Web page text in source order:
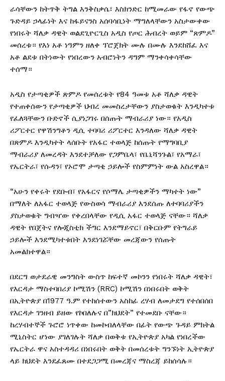
ራሳቸውን ከትጥቅ ትግል እንቅስቃሴ፣ እስክንድር ከሚመራው የፋኖ የውጭ
ጉድዳይ ኃላፊነት እና ከፋይናንስ አሰባሳቢነት ማግለላቸውን አስታውቀው
የነበሩት ሻለቃ ዳዊት ወልደጊዮርጊስ አዲስ የጦር ሕብረት ወይም “ጽምዶ”
መሰረቱ። የእነ አቶ ነዓምን ዘለቀ ፕሮጀክት ሙሉ በሙሉ እንደከሸፈ እና
አቶ ልደቱ በትነውት የነበረውን አብሮነትን ዳግም ማንቀሳቀሳቸው
ተሰማ።
አዲስ የታጣቂዎች ጽምዶ የመሰረቱት የ84 ዓመቱ አቶ ሻለቃ ዳዊት
የተጠቀሰውን የታጣቂዎች ህብረ መመስረታቸውን ያስታወቁት እንዲካተቱ
የፈለጓቸውን ቡድኖች ሲያነጋገሩ በሰጡት ማብራሪያ ነው። የአዲስ
ሪፖርተር የዋሽንግቶን ዲሲ ተባባሪ ሪፖርተር እንዳለው ሻለቃ ዳዊት
በጽምዶ እንዲካተት ላሰቡት የአፋር ተወላጅ ከሰጡት የማግባቢያ
ማብራሪያ ለመረዳት እንደተቻለው የጋምቤላ፣ የቤኒሻንጉል፣ የአማራ፣
የኤርትራ፣ የሱዳን፣ የኦሮሞ ታጣቂ ኃይሎች የስምምነት ውል አስረዋል።
“አሁን የቀሩት የደቡብ፣ የአፋርና የሶማሌ ታጣቂዎችን ማካተት ነው”
በማለት ለአፋር ተወላጅ የውስወሳ ማብራሪያ እንደሰጡ ለተባባሪያችን
ያስታወቁት ግብዣው የቀረበላቸው የዲሲ አፋር ተወላጅ ናቸው። ሻለቃ
ዳዊት የበጀትና የሎጂስቲክ ችግር እንደማይኖር፣ በቅርቡም የትግራይ
ኃይሎች እንደሚካተቱበት እንደነገሯቸው መረጃውን የሰጡት
አመልክተዋል።
በደርግ ወታደራዊ መንግስት ውስጥ ከፍተኛ መኮንን የነበሩት ሻለቃ ዳዊት፣
የእርዳታ ማስተባበሪያ ኮሚሽን (RRC) ኮሚሽን በነበሩበት ወቅት
በኢትዮጵያ በ1977 ዓ.ም የተከሰተውን አስከፊ ረሃብ ለመታደግ የተሰበሰበ
የእርዳታ ገንዘብ ይዘው የኮበለሉና በ”ክህደት” የተመደቡ ናቸው።
ከረሃብተኞች ጉሮሮ ነጥቀው ከመኮብለላቸው በፊት የውጭ ጉዳይ ምክትል
ሚኒስትር ሆነው ያገለገሉት ሻለቃ በወቅቱ የኢትዮጵያ አካል የነበረችው
የኤርትራ ዋና አስተዳዳሪ በነበሩበት ወቅት በመሰረቱት ግንኙነት ኢትዮጵያ
ላይ ክህደት እንደፈጸሙ በተደጋጋሚ በመረጃና ማስረጃ ይከሰሳሉ።